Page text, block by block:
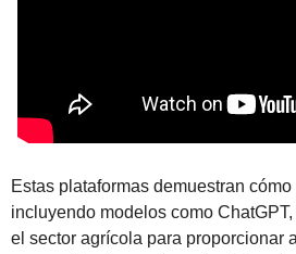
Estas plataformas demuestran
incluyendo modelos como
el sector agrícola para proporcionar